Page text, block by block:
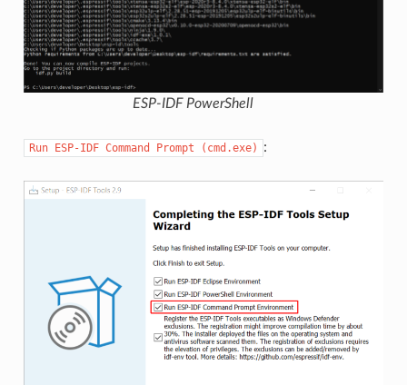
ESP-IDF PowerShell
Run ESP-IDF Command Prompt (cmd.exe) :